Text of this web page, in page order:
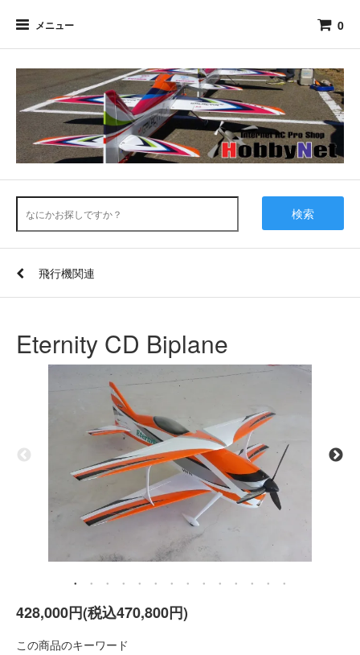
メニュー 0
検索
飛行機関連
Eternity CD Biplane
428,000円(税込470,800円)
この商品のキーワード